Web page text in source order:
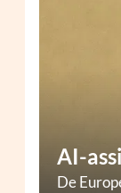
AI-
De